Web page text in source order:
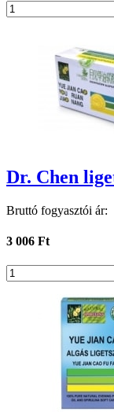
Dr. Chen
Bruttó fogyasztói ár:
3 006 Ft